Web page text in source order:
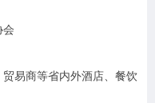
会
易商等省内外酒店、餐饮